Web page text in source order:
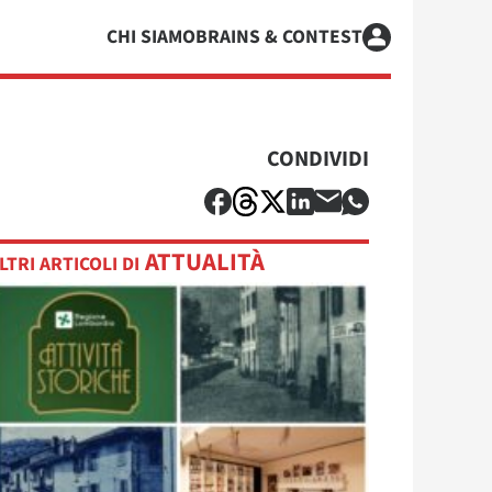
CHI SIAMOBRAINS & CONTEST
CONDIVIDI
ARTICOLI DI ATTUALITÀ